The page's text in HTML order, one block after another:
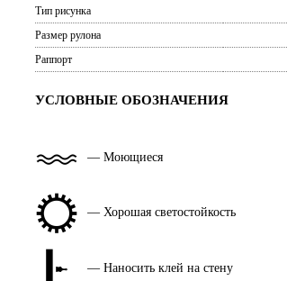
Тип рисунка
Размер рулона
Раппорт
УСЛОВНЫЕ ОБОЗНАЧЕНИЯ
— Моющиеся
— Хорошая светостойкость
— Наносить клей на стену